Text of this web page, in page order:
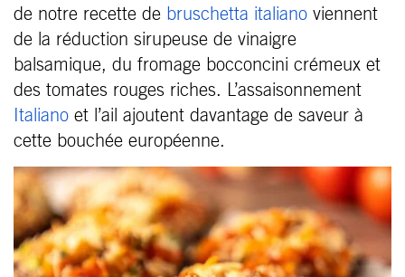
de notre recette de bruschetta italiano viennent
de la réduction sirupeuse de vinaigre
balsamique, du fromage bocconcini crémeux et
des tomates rouges riches. L’assaisonnement
Italiano et l’ail ajoutent davantage de saveur à
cette bouchée européenne.